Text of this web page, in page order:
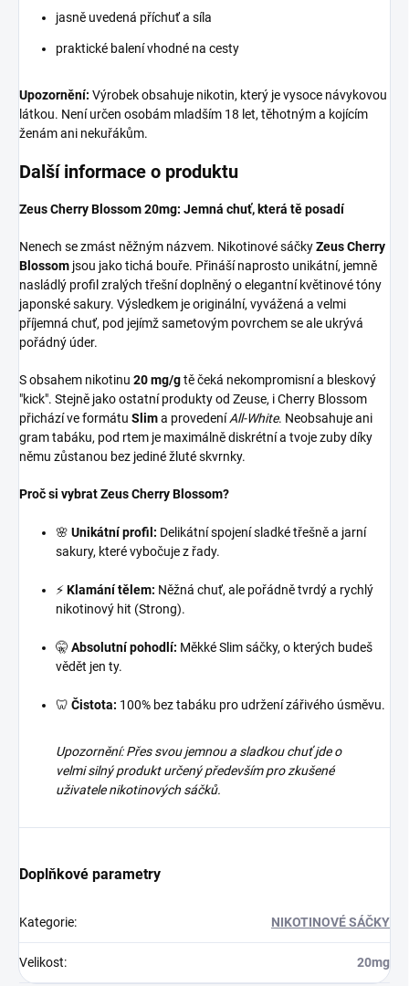
jasně uvedená příchuť a síla
praktické balení vhodné na cesty
Upozornění: Výrobek obsahuje nikotin, který je vysoce návykovou
látkou. Není určen osobám mladším 18 let, těhotným a kojícím
ženám ani nekuřákům.
Další informace o produktu
Zeus Cherry Blossom 20mg: Jemná chuť, která tě posadí
Nenech se zmást něžným názvem. Nikotinové sáčkyZeus Cherry
Blossom jsou jako tichá bouře. Přináší naprosto unikátní, jemně
nasládlý profil zralých třešní doplněný o elegantní květinové tóny
japonské sakury. Výsledkem je originální, vyvážená a velmi
příjemná chuť, pod jejímž sametovým povrchem se ale ukrývá
pořádný úder.
S obsahem nikotinu 20 mg/gtě čeká nekompromisní a bleskový
"kick". Stejně jako ostatní produkty od Zeuse, i Cherry Blossom
přichází ve formátu Slima provedeníAll-White. Neobsahuje ani
gram tabáku, pod rtem je maximálně diskrétní a tvoje zuby díky
němu zůstanou bez jediné žluté skvrnky.
Proč si vybrat Zeus Cherry Blossom?
🌸 Unikátní profil: Delikátní spojení sladké třešně a jarní
sakury, které vybočuje z řady.
⚡Klamání tělem: Něžná chuť, ale pořádně tvrdý a rychlý
nikotinový hit (Strong).
🤫Absolutní pohodlí: Měkké Slim sáčky, o kterých budeš
vědět jen ty.
🦷 Čistota: 100% bez tabáku pro udržení zářivého úsměvu.
Upozornění: Přes svou jemnou a sladkou chuť jde o
velmi silný produkt určený především pro zkušené
uživatele nikotinových sáčků.
Doplňkové parametry
Kategorie: NIKOTINOVÉ SÁČKY
Velikost: 20mg